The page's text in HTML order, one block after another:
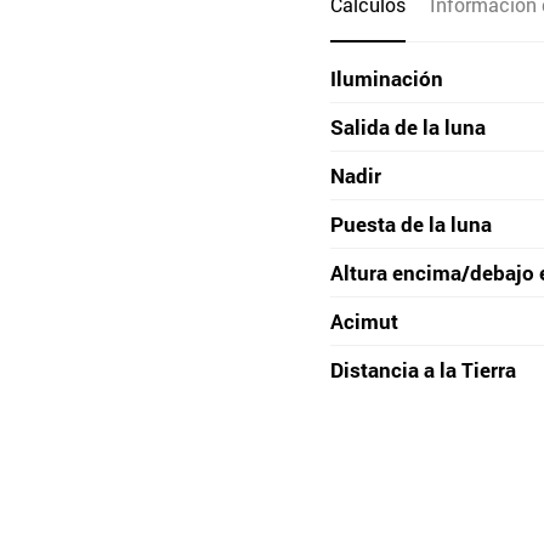
Iluminación
Salida de la luna
Nadir
Puesta de la luna
Altura encima/debajo
Acimut
Distancia a la Tierra